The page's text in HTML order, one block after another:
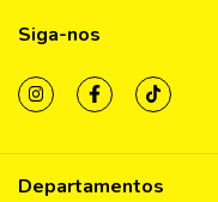
Siga-nos
Departamentos